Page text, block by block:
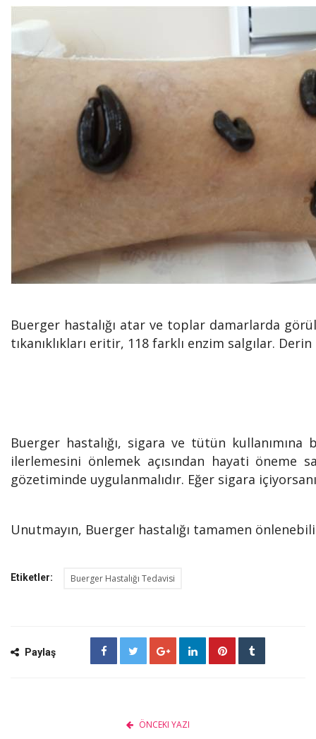
Buerger hastalığı atar ve toplar damarlarda
tıkanıklıkları eritir, 118 farklı enzim salgılar.
Buerger hastalığı, sigara ve tütün kullanımına
ilerlemesini önlemek açısından hayati
gözetiminde uygulanmalıdır. Eğer sigara
Unutmayın, Buerger hastalığı tamamen
Etiketler: Buerger Hastalığı Tedavisi
Paylaş
ÖNCEKI YAZI